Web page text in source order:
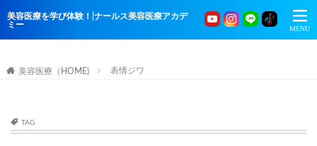
美容医療を学び体験！|ナールス美容医療アカデ
ミー
美容医療（HOME) 表情ジワ
TAG